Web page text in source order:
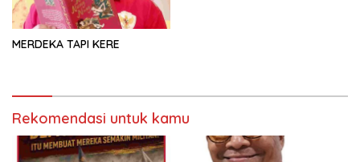
MERDEKA TAPI KERE
Rekomendasi untuk kamu